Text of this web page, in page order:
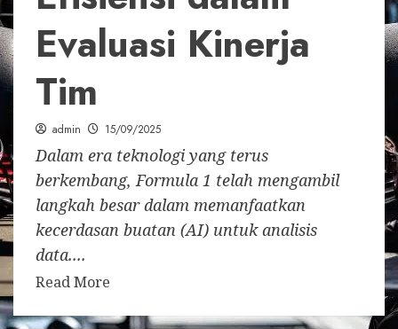
Evaluasi Kinerja
Tim
admin 15/09/2025
Dalam era teknologi yang terus
berkembang, Formula 1 telah mengambil
langkah besar dalam memanfaatkan
kecerdasan buatan (AI) untuk analisis
data....
Read More